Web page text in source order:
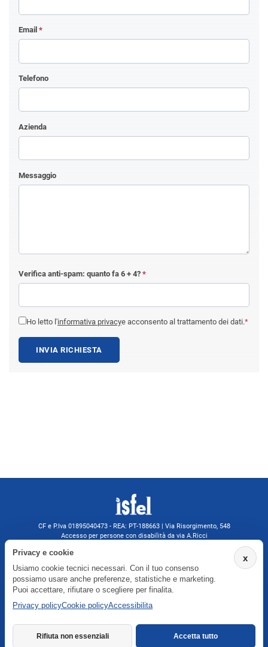
Email *
Telefono
Azienda
Messaggio
Verifica anti-spam: quanto fa 6 + 4? *
Ho letto l'informativa privacye acconsento al trattamento dei dati.*
INVIA RICHIESTA
CF e P.Iva 01895040473 - REA: PT-188663 | Via Risorgimento, 548
Accesso per persone con disabilità da via A.Ricci
isfel@pec.it
Informativa privacy
Agenzia formativa iscritta a Formatemp
x
Privacy e cookie
Usiamo cookie tecnici necessari. Con il tuo consenso
possiamo usare anche preferenze, statistiche e marketing.
Puoi accettare, rifiutare o scegliere per finalita.
Privacy policyCookie policyAccessibilita
Rifiuta non essenziali Accetta tutto